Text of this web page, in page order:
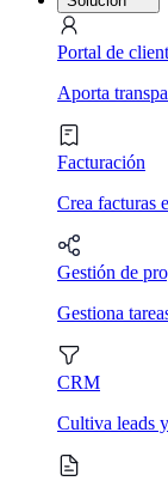
Portal de
Aporta
Facturación
Crea facturas
Gestión de
Gestiona
CRM
Cultiva leads